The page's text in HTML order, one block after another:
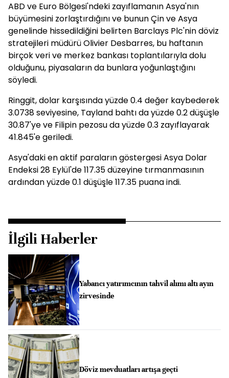
ABD ve Euro Bölgesi'ndeki zayıflamanın Asya'nın
büyümesini zorlaştırdığını ve bunun Çin ve Asya
genelinde hissedildiğini belirten Barclays Plc'nin döviz
stratejileri müdürü Olivier Desbarres, bu haftanın
birçok veri ve merkez bankası toplantılarıyla dolu
olduğunu, piyasaların da bunlara yoğunlaştığını
söyledi.
Ringgit, dolar karşısında yüzde 0.4 değer kaybederek
3.0738 seviyesine, Tayland bahtı da yüzde 0.2 düşüşle
30.87'ye ve Filipin pezosu da yüzde 0.3 zayıflayarak
41.845'e geriledi.
Asya'daki en aktif paraların göstergesi Asya Dolar
Endeksi 28 Eylül'de 117.35 düzeyine tırmanmasının
ardından yüzde 0.1 düşüşle 117.35 puana indi.
İlgili Haberler
Yabancı yatırımcının tahvil alımı altı ayın
zirvesinde
Döviz mevduatları artışa geçti